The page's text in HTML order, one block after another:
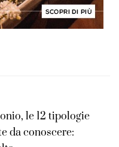
le 12 tipologie
da conoscere: